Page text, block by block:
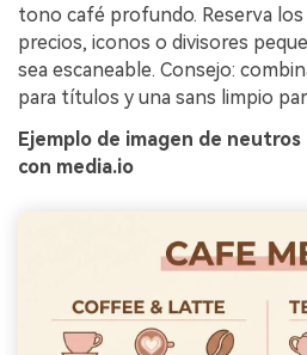
tono café profundo. Reserva
precios, iconos o divisores
sea escaneable. Consejo:
para títulos y una sans limpio
Ejemplo de imagen de
con media.io